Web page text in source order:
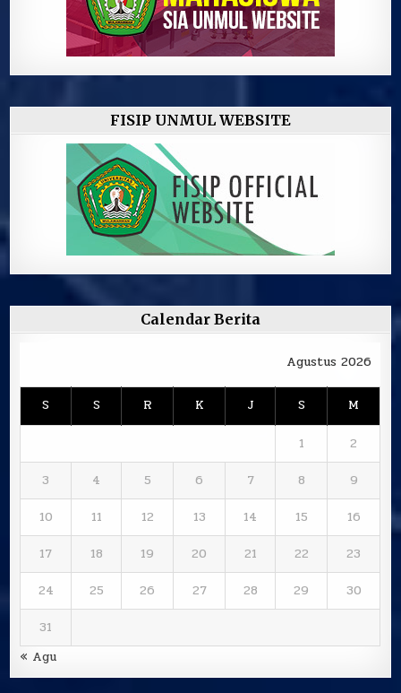
FISIP UNMUL WEBSITE
Calendar Berita
Agustus 2026
S S R K J S M
1
2
3
4 5 6 7 8
9
10
11 12 13 14 15
16
17
18 19 20 21 22
23
24
25 26 27 28 29
30
31
« Agu